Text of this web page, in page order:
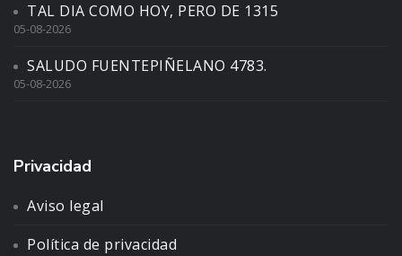
TAL DIA COMO HOY, PERO DE 1315
05-08-2026
SALUDO FUENTEPIÑELANO 4783.
05-08-2026
Privacidad
Aviso legal
Política de privacidad